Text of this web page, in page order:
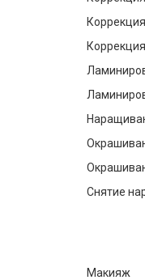
Снятие
Макияж